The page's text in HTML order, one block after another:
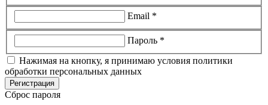
Email *
Пароль *
Нажимая на кнопку, я принимаю условия политики
обработки персональных данных
Регистрация
Сброс пароля